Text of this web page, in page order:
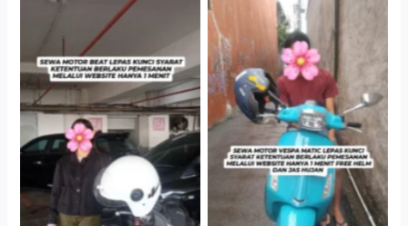
Cityplaza Jatinegara
Gedung Parkir P6A
Antar Jemput Kendaraan